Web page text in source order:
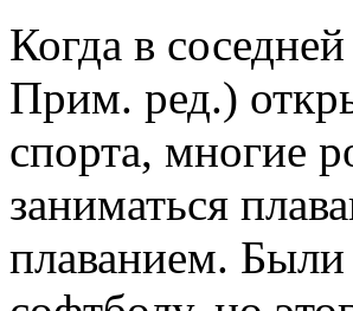
Когда в
Прим. ред.)
спорта, многие
заниматься
плаванием.